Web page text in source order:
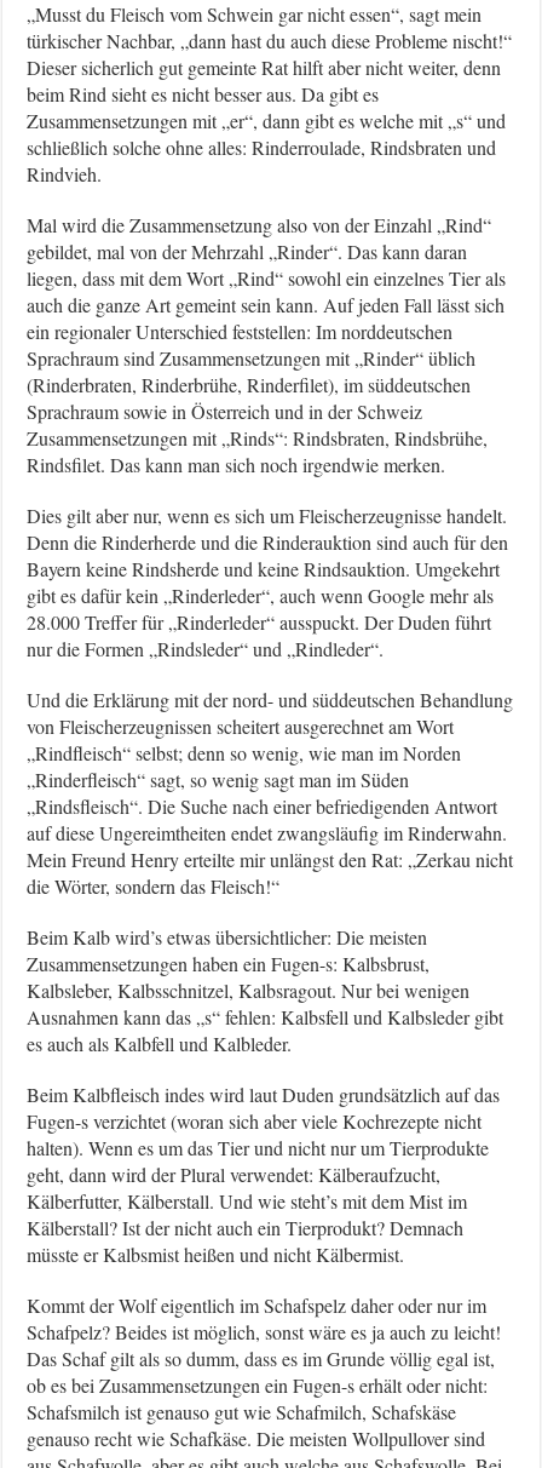
„Musst du Fleisch vom Schwein gar nicht essen“, sagt mein
türkischer Nachbar, „dann hast du auch diese Probleme nischt!“
Dieser sicherlich gut gemeinte Rat hilft aber nicht weiter, denn
beim Rind sieht es nicht besser aus. Da gibt es
Zusammensetzungen mit „er“, dann gibt es welche mit „s“ und
schließlich solche ohne alles: Rinderroulade, Rindsbraten und
Rindvieh.
Mal wird die Zusammensetzung also von der Einzahl „Rind“
gebildet, mal von der Mehrzahl „Rinder“. Das kann daran
liegen, dass mit dem Wort „Rind“ sowohl ein einzelnes Tier als
auch die ganze Art gemeint sein kann. Auf jeden Fall lässt sich
ein regionaler Unterschied feststellen: Im norddeutschen
Sprachraum sind Zusammensetzungen mit „Rinder“ üblich
(Rinderbraten, Rinderbrühe, Rinderfilet), im süddeutschen
Sprachraum sowie in Österreich und in der Schweiz
Zusammensetzungen mit „Rinds“: Rindsbraten, Rindsbrühe,
Rindsfilet. Das kann man sich noch irgendwie merken.
Dies gilt aber nur, wenn es sich um Fleischerzeugnisse handelt.
Denn die Rinderherde und die Rinderauktion sind auch für den
Bayern keine Rindsherde und keine Rindsauktion. Umgekehrt
gibt es dafür kein „Rinderleder“, auch wenn Google mehr als
28.000 Treffer für „Rinderleder“ ausspuckt. Der Duden führt
nur die Formen „Rindsleder“ und „Rindleder“.
Und die Erklärung mit der nord- und süddeutschen Behandlung
von Fleischerzeugnissen scheitert ausgerechnet am Wort
„Rindfleisch“ selbst; denn so wenig, wie man im Norden
„Rinderfleisch“ sagt, so wenig sagt man im Süden
„Rindsfleisch“. Die Suche nach einer befriedigenden Antwort
auf diese Ungereimtheiten endet zwangsläufig im Rinderwahn.
Mein Freund Henry erteilte mir unlängst den Rat: „Zerkau nicht
die Wörter, sondern das Fleisch!“
Beim Kalb wird’s etwas übersichtlicher: Die meisten
Zusammensetzungen haben ein Fugen-s: Kalbsbrust,
Kalbsleber, Kalbsschnitzel, Kalbsragout. Nur bei wenigen
Ausnahmen kann das „s“ fehlen: Kalbsfell und Kalbsleder gibt
es auch als Kalbfell und Kalbleder.
Beim Kalbfleisch indes wird laut Duden grundsätzlich auf das
Fugen-s verzichtet (woran sich aber viele Kochrezepte nicht
halten). Wenn es um das Tier und nicht nur um Tierprodukte
geht, dann wird der Plural verwendet: Kälberaufzucht,
Kälberfutter, Kälberstall. Und wie steht’s mit dem Mist im
Kälberstall? Ist der nicht auch ein Tierprodukt? Demnach
müsste er Kalbsmist heißen und nicht Kälbermist.
Kommt der Wolf eigentlich im Schafspelz daher oder nur im
Schafpelz? Beides ist möglich, sonst wäre es ja auch zu leicht!
Das Schaf gilt als so dumm, dass es im Grunde völlig egal ist,
ob es bei Zusammensetzungen ein Fugen-s erhält oder nicht:
Schafsmilch ist genauso gut wie Schafmilch, Schafskäse
genauso recht wie Schafkäse. Die meisten Wollpullover sind